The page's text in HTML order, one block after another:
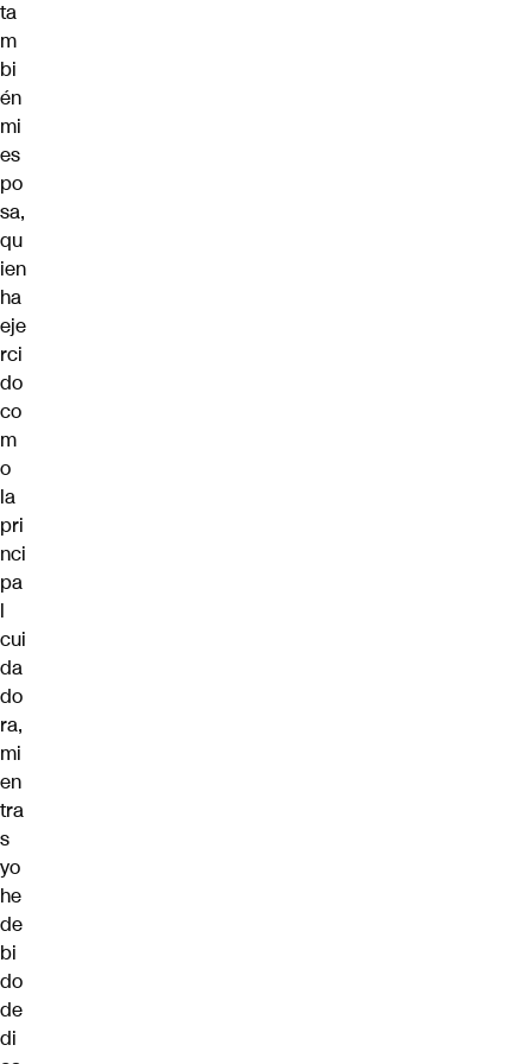
ta
m
bi
én
mi
es
po
sa,
qu
ien
ha
eje
rci
do
co
m
o
la
pri
nci
pa
l
cui
da
do
ra,
mi
en
tra
s
yo
he
de
bi
do
de
di